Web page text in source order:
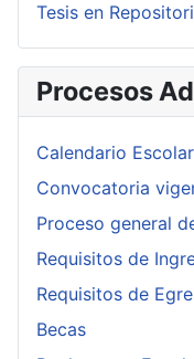
Tesis en
Procesos
Calendario
Convocatoria
Proceso general
Requisitos de
Requisitos de
Becas